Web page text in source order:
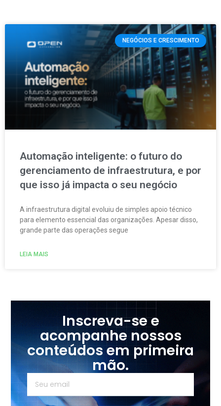
NEGÓCIOS E CRESCIMENTO
Automação inteligente: o futuro do
gerenciamento de infraestrutura, e por
que isso já impacta o seu negócio
A infraestrutura digital evoluiu de simples apoio técnico
para elemento essencial das organizações. Apesar disso,
grande parte das operações segue
LEIA MAIS
Inscreva-se e
acompanhe nossos
conteúdos em primeira
mão.